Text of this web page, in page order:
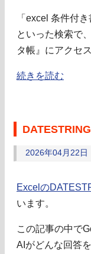
「excel 条件付
といった検索で
タ帳』にアクセ
続きを読む
2026年04月22日
Excelの
います。
この記事の中で
AIがどんな回答